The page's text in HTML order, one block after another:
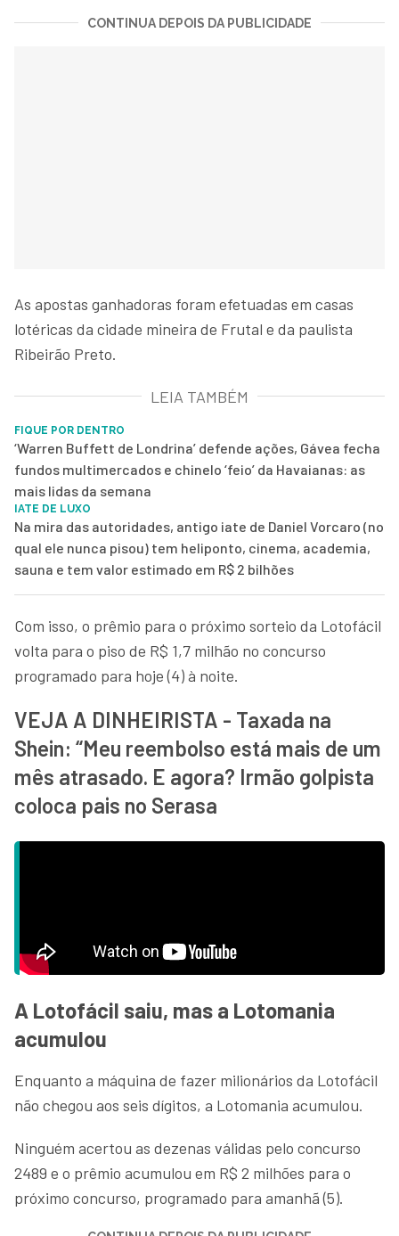
CONTINUA DEPOIS DA PUBLICIDADE
As apostas ganhadoras foram efetuadas em casas
lotéricas da cidade mineira de Frutal e da paulista
Ribeirão Preto.
LEIA TAMBÉM
FIQUE POR DENTRO
‘Warren Buffett de Londrina’ defende ações, Gávea fecha
fundos multimercados e chinelo ‘feio’ da Havaianas: as
mais lidas da semana
IATE DE LUXO
Na mira das autoridades, antigo iate de Daniel Vorcaro (no
qual ele nunca pisou) tem heliponto, cinema, academia,
sauna e tem valor estimado em R$ 2 bilhões
Com isso, o prêmio para o próximo sorteio da Lotofácil
volta para o piso de R$ 1,7 milhão no concurso
programado para hoje (4) à noite.
VEJA A DINHEIRISTA - Taxada na
Shein: “Meu reembolso está mais de um
mês atrasado. E agora? Irmão golpista
coloca pais no Serasa
A Lotofácil saiu, mas a Lotomania
acumulou
Enquanto a máquina de fazer milionários da Lotofácil
não chegou aos seis dígitos, a Lotomania acumulou.
Ninguém acertou as dezenas válidas pelo concurso
2489 e o prêmio acumulou em R$ 2 milhões para o
próximo concurso, programado para amanhã (5).